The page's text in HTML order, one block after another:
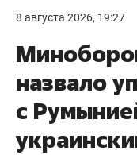
8 августа 2026, 19:27
назвало
с